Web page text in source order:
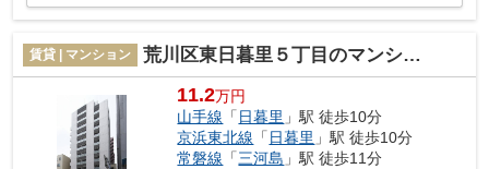
賃貸 | マンション 荒川区東日暮里５丁目のマンション
11.2万円
山手線 「 日暮里 」駅 徒歩10分
京浜東北線 「 日暮里 」駅 徒歩10分
常磐線 「三河島 」駅 徒歩11分